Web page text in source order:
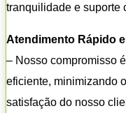
tranquilidade e suporte
Atendimento Rápido
– Nosso compromisso
eficiente, minimizando
satisfação do nosso